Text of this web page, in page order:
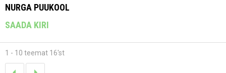
NURGA PUUKOOL
SAADA KIRI
1 - 10 teemat 16'st